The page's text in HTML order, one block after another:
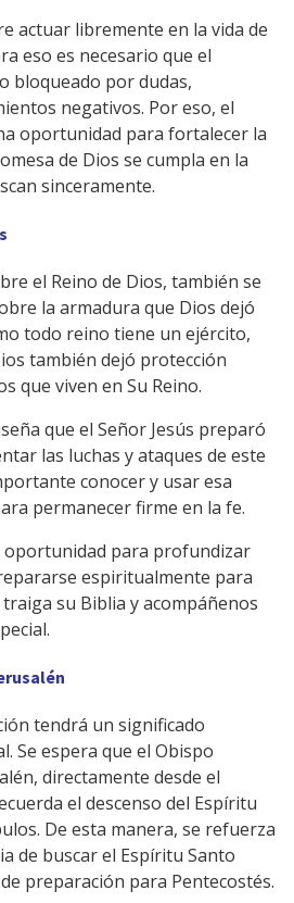
actuar libremente en la vida de
eso es necesario que el
bloqueado por dudas,
negativos. Por eso, el
oportunidad para fortalecer la
de Dios se cumpla en la
sinceramente.
el Reino de Dios, también se
la armadura que Dios dejó
todo reino tiene un ejército,
también dejó protección
que viven en Su Reino.
que el Señor Jesús preparó
las luchas y ataques de este
conocer y usar esa
permanecer firme en la fe.
oportunidad para profundizar
espiritualmente para
su Biblia y acompáñenos
tendrá un significado
Se espera que el Obispo
directamente desde el
el descenso del Espíritu
De esta manera, se refuerza
de buscar el Espíritu Santo
preparación para Pentecostés.